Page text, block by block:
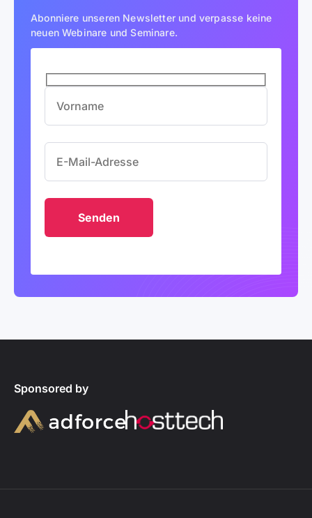
Abonniere unseren Newsletter und verpasse keine
neuen Webinare und Seminare.
Sponsored by